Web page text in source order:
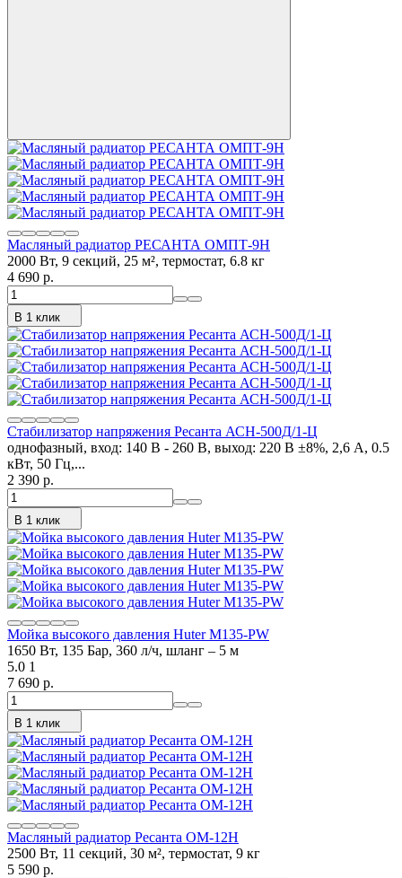
Масляный радиатор РЕСАНТА ОМПТ-9Н
2000 Вт, 9 секций, 25 м², термостат, 6.8 кг
4 690 p.
В 1 клик
Стабилизатор напряжения Ресанта АСН-500Д/1-Ц
однофазный, вход: 140 В - 260 В, выход: 220 В ±8%, 2,6 А, 0.5
кВт, 50 Гц,...
2 390 p.
В 1 клик
Мойка высокого давления Huter M135-PW
1650 Вт, 135 Бар, 360 л/ч, шланг – 5 м
5.0 1
7 690 p.
В 1 клик
Масляный радиатор Ресанта ОМ-12Н
2500 Вт, 11 секций, 30 м², термостат, 9 кг
5 590 p.